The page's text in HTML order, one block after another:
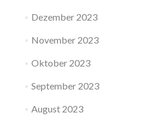
Dezember 2023
November 2023
Oktober 2023
September 2023
August 2023